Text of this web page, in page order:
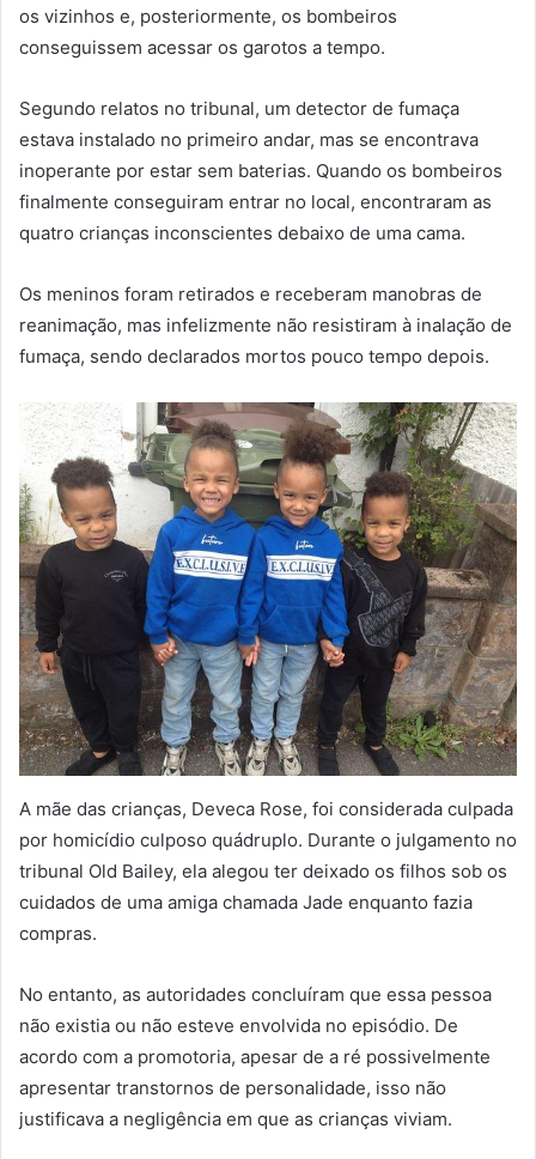
os vizinhos e, posteriormente, os bombeiros
conseguissem acessar os garotos a tempo.
Segundo relatos no tribunal, um detector de fumaça
estava instalado no primeiro andar, mas se encontrava
inoperante por estar sem baterias. Quando os bombeiros
finalmente conseguiram entrar no local, encontraram as
quatro crianças inconscientes debaixo de uma cama.
Os meninos foram retirados e receberam manobras de
reanimação, mas infelizmente não resistiram à inalação de
fumaça, sendo declarados mortos pouco tempo depois.
A mãe das crianças, Deveca Rose, foi considerada culpada
por homicídio culposo quádruplo. Durante o julgamento no
tribunal Old Bailey, ela alegou ter deixado os filhos sob os
cuidados de uma amiga chamada Jade enquanto fazia
compras.
No entanto, as autoridades concluíram que essa pessoa
não existia ou não esteve envolvida no episódio. De
acordo com a promotoria, apesar de a ré possivelmente
apresentar transtornos de personalidade, isso não
justificava a negligência em que as crianças viviam.